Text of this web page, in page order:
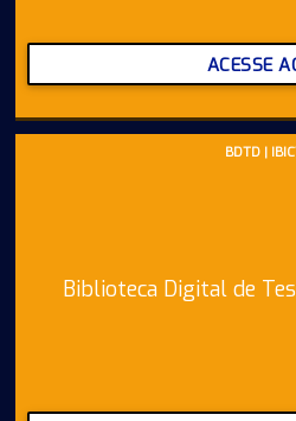
ACESSE
BDTD |
Biblioteca Digital de